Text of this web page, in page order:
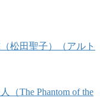
松田聖子）（アルト
（The Phantom of the